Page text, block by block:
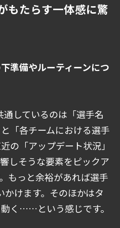
もたらす一体感に驚
下準備やルーティーンにつ
しているのは「選手名
「各チームにおける選手
の「アップデート状況」
しそうな要素をピックア
もっと余裕があれば選手
けます。そのほかはタ
く……という感じです。